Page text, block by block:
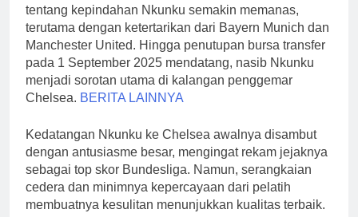
tentang kepindahan Nkunku semakin memanas,
terutama dengan ketertarikan dari Bayern Munich dan
Manchester United. Hingga penutupan bursa transfer
pada 1 September 2025 mendatang, nasib Nkunku
menjadi sorotan utama di kalangan penggemar
Chelsea. BERITA LAINNYA
Kedatangan Nkunku ke Chelsea awalnya disambut
dengan antusiasme besar, mengingat rekam jejaknya
sebagai top skor Bundesliga. Namun, serangkaian
cedera dan minimnya kepercayaan dari pelatih
membuatnya kesulitan menunjukkan kualitas terbaik.